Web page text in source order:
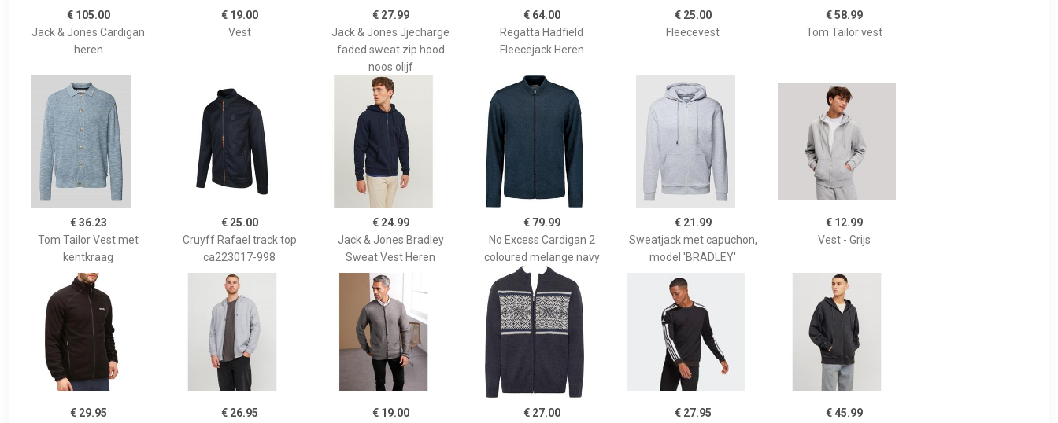
€ 105.00
Jack & Jones Cardigan
heren
€ 19.00
Vest
€ 27.99
Jack & Jones Jjecharge
faded sweat zip hood
noos olijf
€ 64.00
Regatta Hadfield
Fleecejack Heren
€ 25.00
Fleecevest
€ 58.99
Tom Tailor vest
€ 36.23
Tom Tailor Vest met
kentkraag
€ 25.00
Cruyff Rafael track top
ca223017-998
€ 24.99
Jack & Jones Bradley
Sweat Vest Heren
€ 79.99
No Excess Cardigan 2
coloured melange navy
€ 21.99
Sweatjack met capuchon,
model 'BRADLEY'
€ 12.99
Vest - Grijs
€ 29.95 € 26.95 € 19.00 € 27.00 € 27.95 € 45.99